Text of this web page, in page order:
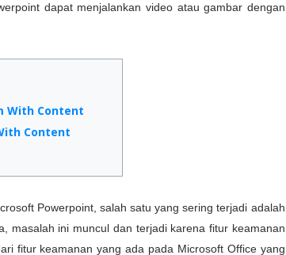
dapat menjalankan video atau gambar dengan
With Content
Content
Powerpoint, salah satu yang sering terjadi adalah
masalah ini muncul dan terjadi karena fitur keamanan
fitur keamanan yang ada pada Microsoft Office yang